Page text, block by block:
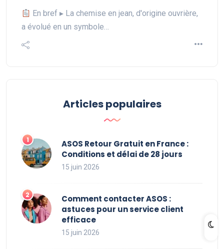
En bref ▸ La chemise en jean, d'origine ouvrière,
a évolué en un symbole…
Articles populaires
ASOS Retour Gratuit en France :
Conditions et délai de 28 jours
15 juin 2026
Comment contacter ASOS :
astuces pour un service client
efficace
15 juin 2026